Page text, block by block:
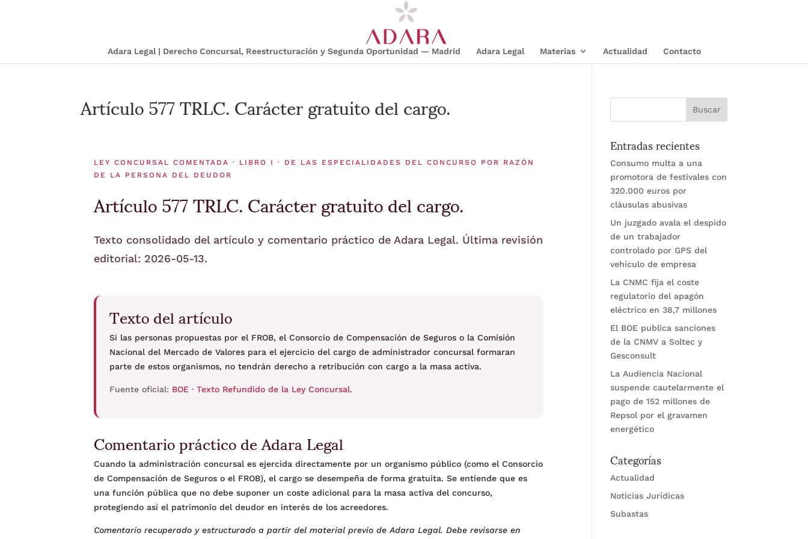
Adara Legal | Derecho Concursal, Reestructuración y Segunda Oportunidad — Madrid Adara Legal Materias Actualidad Contacto
Artículo 577 TRLC. Carácter gratuito del cargo.
LEY CONCURSAL COMENTADA · LIBRO I · DE LAS ESPECIALIDADES DEL CONCURSO POR RAZÓN
DE LA PERSONA DEL DEUDOR
Artículo 577 TRLC. Carácter gratuito del cargo.
Texto consolidado del artículo y comentario práctico de Adara Legal. Última revisión
editorial: 2026-05-13.
Texto del artículo
Si las personas propuestas por el FROB, el Consorcio de Compensación de Seguros o la Comisión
Nacional del Mercado de Valores para el ejercicio del cargo de administrador concursal formaran
parte de estos organismos, no tendrán derecho a retribución con cargo a la masa activa.
Fuente oficial: BOE · Texto Refundido de la Ley Concursal.
Comentario práctico de Adara Legal
Cuando la administración concursal es ejercida directamente por un organismo público (como el Consorcio
de Compensación de Seguros o el FROB), el cargo se desempeña de forma gratuita. Se entiende que es
una función pública que no debe suponer un coste adicional para la masa activa del concurso,
protegiendo así el patrimonio del deudor en interés de los acreedores.
Comentario recuperado y estructurado a partir del material previo de Adara Legal. Debe revisarse en
Entradas recientes
Consumo multa a una
promotora de festivales con
320.000 euros por
cláusulas abusivas
Un juzgado avala el despido
de un trabajador
controlado por GPS del
vehículo de empresa
La CNMC fija el coste
regulatorio del apagón
eléctrico en 38,7 millones
El BOE publica sanciones
de la CNMV a Soltec y
Gesconsult
La Audiencia Nacional
suspende cautelarmente el
pago de 152 millones de
Repsol por el gravamen
energético
Categorías
Actualidad
Noticias Jurídicas
Subastas